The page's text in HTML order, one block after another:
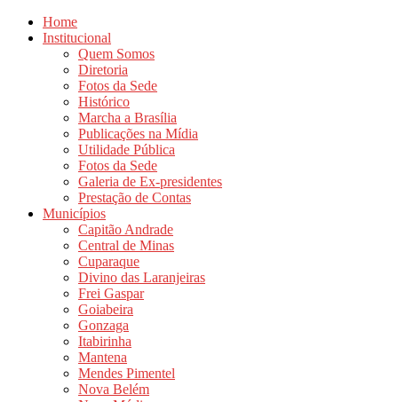
Home
Institucional
Quem Somos
Diretoria
Fotos da Sede
Histórico
Marcha a Brasília
Publicações na Mídia
Utilidade Pública
Fotos da Sede
Galeria de Ex-presidentes
Prestação de Contas
Municípios
Capitão Andrade
Central de Minas
Cuparaque
Divino das Laranjeiras
Frei Gaspar
Goiabeira
Gonzaga
Itabirinha
Mantena
Mendes Pimentel
Nova Belém